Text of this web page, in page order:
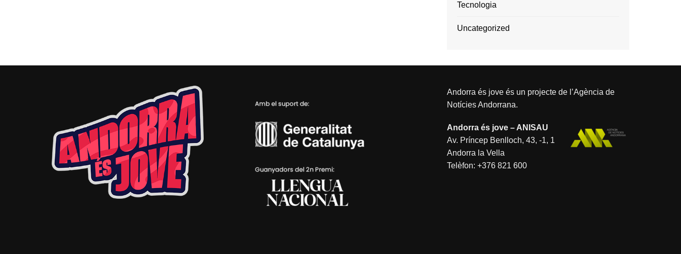
Tecnologia
Uncategorized
Andorra és jove és un projecte de l’Agència de
Notícies Andorrana.
Andorra és jove – ANISAU
Av. Príncep Benlloch, 43, -1, 1
Andorra la Vella
Telèfon: +376 821 600